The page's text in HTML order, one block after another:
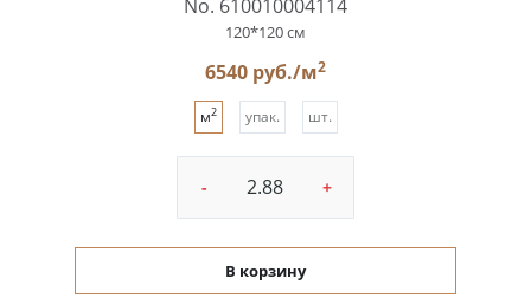
No. 610010004114
120*120 см
6540 руб./м2
м2 упак. шт.
- +
В корзину